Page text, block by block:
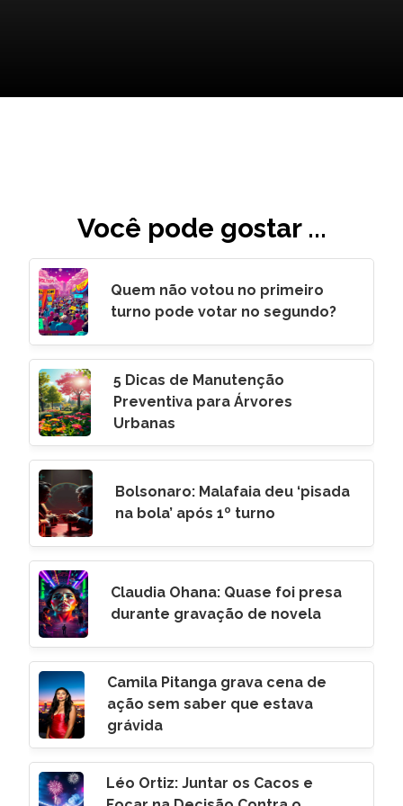
Você pode gostar ...
Quem não votou no primeiro
turno pode votar no segundo?
5 Dicas de Manutenção
Preventiva para Árvores
Urbanas
Bolsonaro: Malafaia deu ‘pisada
na bola’ após 1º turno
Claudia Ohana: Quase foi presa
durante gravação de novela
Camila Pitanga grava cena de
ação sem saber que estava
grávida
Léo Ortiz: Juntar os Cacos e